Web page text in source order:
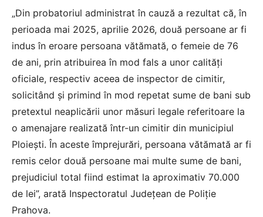
„Din probatoriul administrat în cauză a rezultat că, în
perioada mai 2025, aprilie 2026, două persoane ar fi
indus în eroare persoana vătămată, o femeie de 76
de ani, prin atribuirea în mod fals a unor calităţi
oficiale, respectiv aceea de inspector de cimitir,
solicitând şi primind în mod repetat sume de bani sub
pretextul neaplicării unor măsuri legale referitoare la
o amenajare realizată într-un cimitir din municipiul
Ploieşti. În aceste împrejurări, persoana vătămată ar fi
remis celor două persoane mai multe sume de bani,
prejudiciul total fiind estimat la aproximativ 70.000
de lei”, arată Inspectoratul Judeţean de Poliţie
Prahova.